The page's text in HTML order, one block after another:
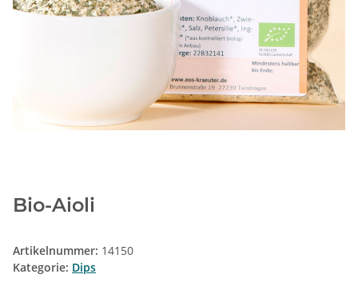
Bio-Aioli
Artikelnummer: 14150
Kategorie: Dips